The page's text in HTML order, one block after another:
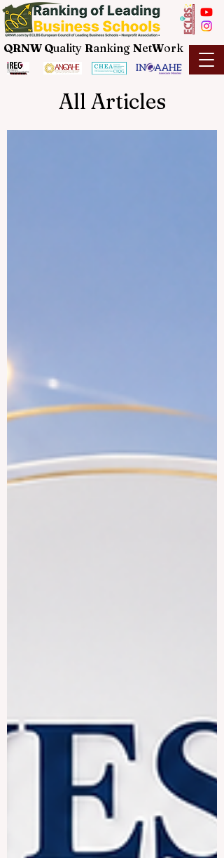
QRNW Quality Ranking NetWork
All Articles